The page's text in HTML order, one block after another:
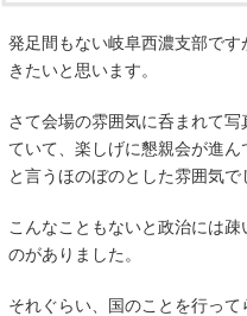
発足間もない岐阜西濃支部で
きたいと思います。
さて会場の雰囲気に呑まれて
ていて、楽しげに懇親会が進
と言うほのぼのとした雰囲気で
こんなこともないと政治には
のがありました。
それぐらい、国のことを行っ